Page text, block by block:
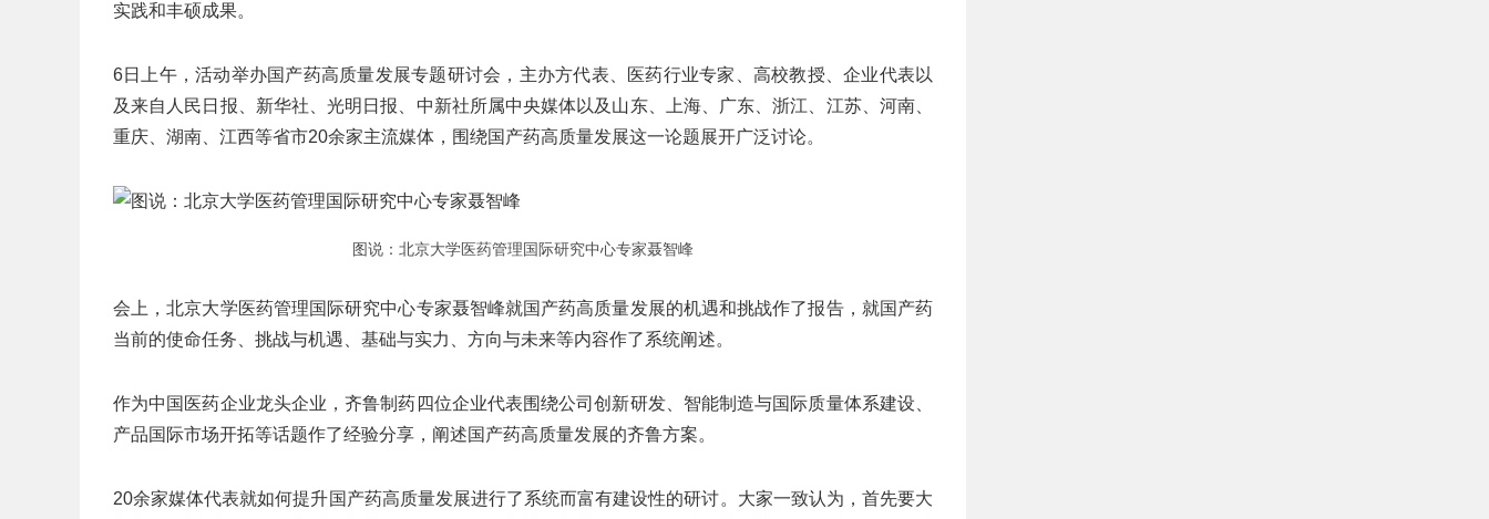
实践和丰硕成果。
6日上午，活动举办国产药高质量发展专题研讨会，主办方代表、医药行业专家、高校教授、企业代表以
及来自人民日报、新华社、光明日报、中新社所属中央媒体以及山东、上海、广东、浙江、江苏、河南、
重庆、湖南、江西等省市20余家主流媒体，围绕国产药高质量发展这一论题展开广泛讨论。
图说：北京大学医药管理国际研究中心专家聂智峰
会上，北京大学医药管理国际研究中心专家聂智峰就国产药高质量发展的机遇和挑战作了报告，就国产药
当前的使命任务、挑战与机遇、基础与实力、方向与未来等内容作了系统阐述。
作为中国医药企业龙头企业，齐鲁制药四位企业代表围绕公司创新研发、智能制造与国际质量体系建设、
产品国际市场开拓等话题作了经验分享，阐述国产药高质量发展的齐鲁方案。
20余家媒体代表就如何提升国产药高质量发展进行了系统而富有建设性的研讨。大家一致认为，首先要大